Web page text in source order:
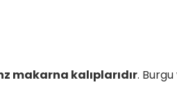
makarna kalıplarıdır.